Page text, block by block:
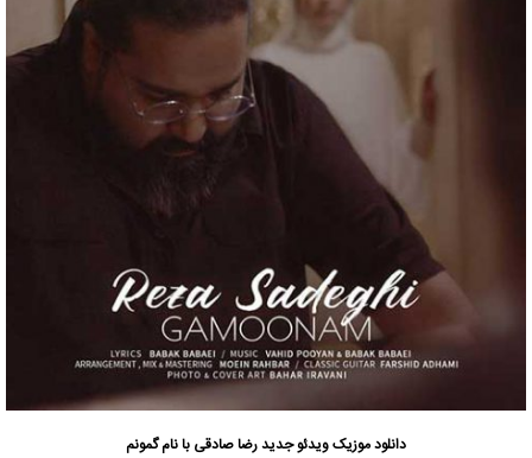
دانلود موزیک ویدئوجدیدرضا صادقی با نام گمونم